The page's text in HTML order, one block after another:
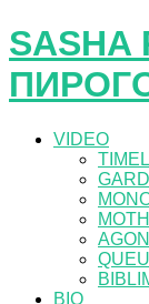
VIDEO
BIO